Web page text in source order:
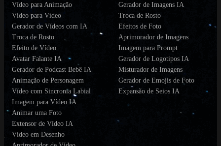
Vídeo para Animação
Vídeo para Vídeo
Gerador de Vídeos com IA
Troca de Rosto
Efeito de Vídeo
Avatar Falante IA
Gerador de Podcast Bebê IA
Animação de Personagem
Vídeo com Sincronia Labial
Imagem para Vídeo IA
Animar uma Foto
Extensor de Vídeo IA
Vídeo em Desenho
Gerador de Imagens IA
Troca de Rosto
Efeitos de Foto
Aprimorador de Imagens
Imagem para Prompt
Gerador de Logotipos IA
Misturador de Imagens
Gerador de Emojis de Foto
Expansão de Seios IA